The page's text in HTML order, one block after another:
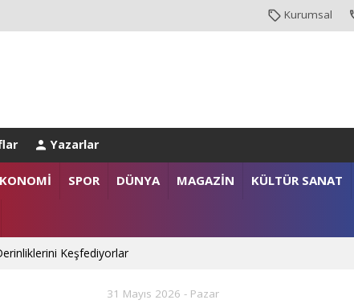
Kurumsal
Yazarlar
SPOR DÜNYA MAGAZİN KÜLTÜR SANAT
Keşfediyorlar
31 Mayıs 2026 - Pazar